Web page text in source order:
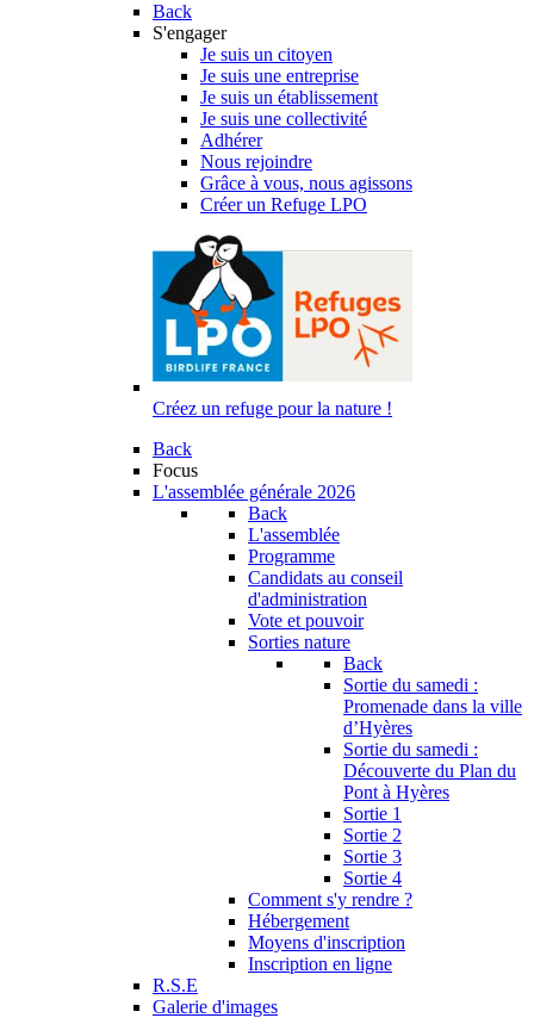
Back
S'engager
Je suis un citoyen
Je suis une entreprise
Je suis un établissement
Je suis une collectivité
Adhérer
Nous rejoindre
Grâce à vous, nous agissons
Créer un Refuge LPO
Créez un refuge pour la nature !
Back
Focus
L'assemblée générale 2026
Back
L'assemblée
Programme
Candidats au conseil
d'administration
Vote et pouvoir
Sorties nature
Back
Sortie du samedi :
Promenade dans la ville
d’Hyères
Sortie du samedi :
Découverte du Plan du
Pont à Hyères
Sortie 1
Sortie 2
Sortie 3
Sortie 4
Comment s'y rendre ?
Hébergement
Moyens d'inscription
Inscription en ligne
R.S.E
Galerie d'images